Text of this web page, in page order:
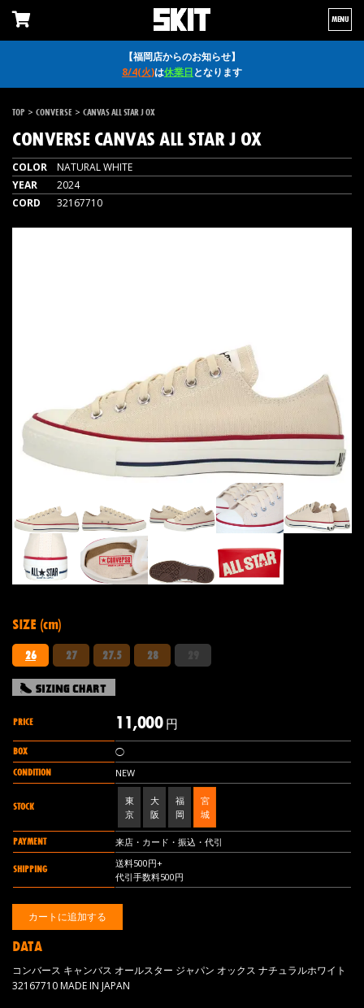
【福岡店からのお知らせ】
8/4(火)は休業日となります
MENU
TOP > CONVERSE > CANVAS ALL STAR J OX
CONVERSECANVAS ALL STAR J OX
COLOR
NATURAL WHITE
YEAR
2024
CORD
32167710
SIZE (cm)
26 27 27.5 28
PRICE 11,000円
BOX ◯
CONDITION NEW
STOCK
東
京
大
阪
福
岡
宮
城
PAYMENT 来店・カード・振込・代引
SHIPPING
送料500円+
代引手数料500円
DATA
コンバース キャンバス オールスター ジャパン オックス ナチュラルホワイト
32167710 MADE IN JAPAN